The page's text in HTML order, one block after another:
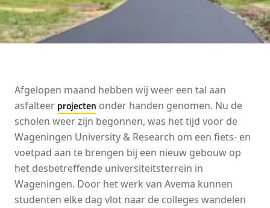
Afgelopen maand hebben wij weer een tal aan
asfalteer projecten onder handen genomen. Nu de
scholen weer zijn begonnen, was het tijd voor de
Wageningen University & Research om een fiets- en
voetpad aan te brengen bij een nieuw gebouw op
het desbetreffende universiteitsterrein in
Wageningen. Door het werk van Avema kunnen
studenten elke dag vlot naar de colleges wandelen